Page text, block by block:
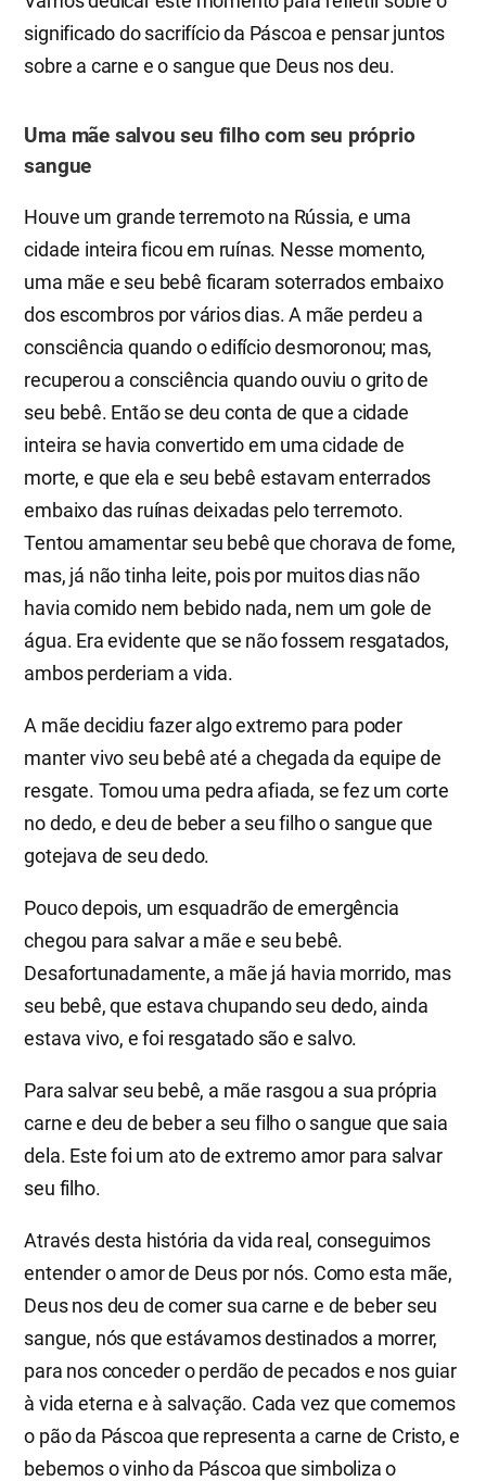
significado do sacrifício da Páscoa e pensar juntos
sobre a carne e o sangue que Deus nos deu.
Uma mãe salvou seu filho com seu próprio
sangue
Houve um grande terremoto na Rússia, e uma
cidade inteira ficou em ruínas. Nesse momento,
uma mãe e seu bebê ficaram soterrados embaixo
dos escombros por vários dias. A mãe perdeu a
consciência quando o edifício desmoronou; mas,
recuperou a consciência quando ouviu o grito de
seu bebê. Então se deu conta de que a cidade
inteira se havia convertido em uma cidade de
morte, e que ela e seu bebê estavam enterrados
embaixo das ruínas deixadas pelo terremoto.
Tentou amamentar seu bebê que chorava de fome,
mas, já não tinha leite, pois por muitos dias não
havia comido nem bebido nada, nem um gole de
água. Era evidente que se não fossem resgatados,
ambos perderiam a vida.
A mãe decidiu fazer algo extremo para poder
manter vivo seu bebê até a chegada da equipe de
resgate. Tomou uma pedra afiada, se fez um corte
no dedo, e deu de beber a seu filho o sangue que
gotejava de seu dedo.
Pouco depois, um esquadrão de emergência
chegou para salvar a mãe e seu bebê.
Desafortunadamente, a mãe já havia morrido, mas
seu bebê, que estava chupando seu dedo, ainda
estava vivo, e foi resgatado são e salvo.
Para salvar seu bebê, a mãe rasgou a sua própria
carne e deu de beber a seu filho o sangue que saia
dela. Este foi um ato de extremo amor para salvar
seu filho.
Através desta história da vida real, conseguimos
entender o amor de Deus por nós. Como esta mãe,
Deus nos deu de comer sua carne e de beber seu
sangue, nós que estávamos destinados a morrer,
para nos conceder o perdão de pecados e nos guiar
à vida eterna e à salvação. Cada vez que comemos
o pão da Páscoa que representa a carne de Cristo, e
bebemos o vinho da Páscoa que simboliza o